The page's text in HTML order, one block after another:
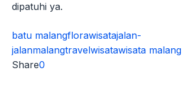
dipatuhi ya.
batu malangflorawisatajalan-
jalanmalangtravelwisatawisata malang
Share0